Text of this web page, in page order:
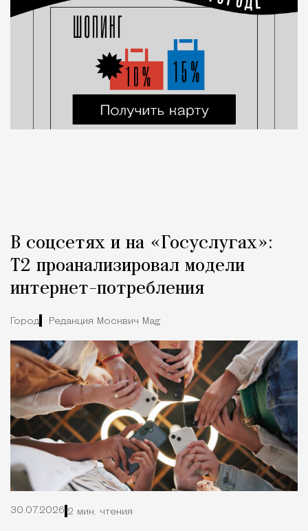
В соцсетях и на «Госуслугах»:
Т2 проанализировал модели
интернет-потребления
Город Редакция Москвич Mag
30.07.2026 2 мин. чтения